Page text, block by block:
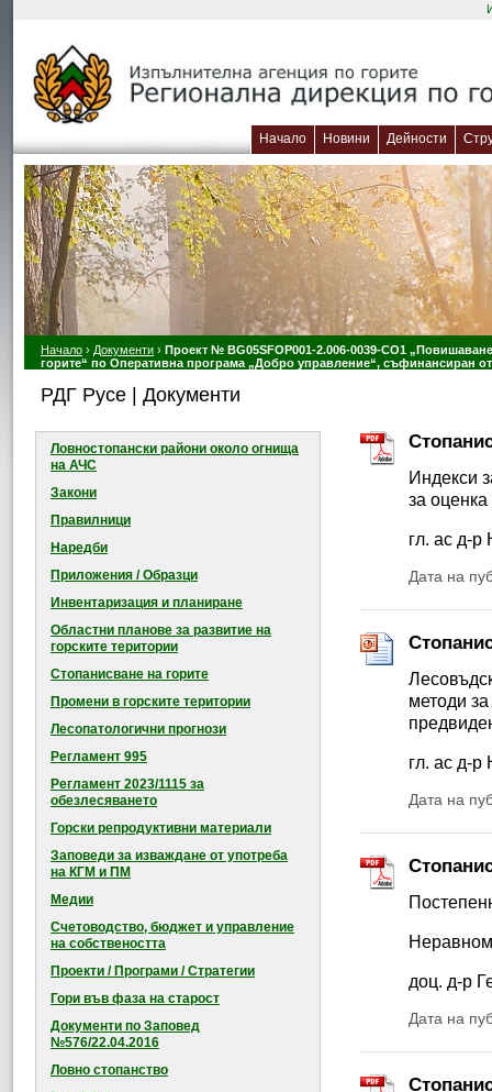
Начало Новини Дейности
Начало › Документи › Проект № BG05SFOP001-2.006-0039-CO1
горите“ по Оперативна програма „Добро управление“, съфинансиран
РДГ Русе | Документи
Ловностопански райони около огнищa
на АЧС
Закони
Правилници
Наредби
Приложения / Образци
Инвентаризация и планиране
Областни планове за развитие на
горските територии
Стопанисване на горите
Промени в горските територии
Лесопатологични прогнози
Регламент 995
Регламент 2023/1115 за
обезлесяването
Горски репродуктивни материали
Заповеди за изваждане от употреба
на КГМ и ПМ
Медии
Счетоводство, бюджет и управление
на собствеността
Проекти / Програми / Стратегии
Гори във фаза на старост
Документи по Заповед
№576/22.04.2016
Ловно стопанство
Индекси
за оценка
гл. ас д-р
Дата на
методи
гл. ас д-р
Дата на
доц. д-р
Дата на